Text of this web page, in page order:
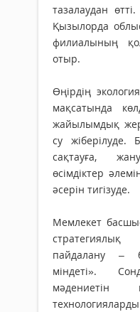
тазалаудан
Қызылорда
филиалының
отыр.
Өңірдің
мақса­тында
жайылымдық
су жіберілуде.
сақтауға,
өсімдіктер
әсерін тигізуде.
Мемлекет
пайдалану –
міндеті».
мәдениетін